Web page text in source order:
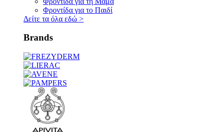
Φροντίδα για το Παιδί
Δείτε τα όλα εδώ >
Brands